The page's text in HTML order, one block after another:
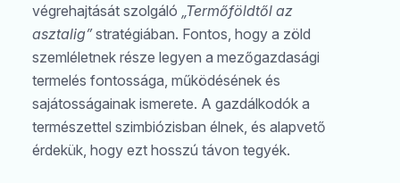
végrehajtását szolgáló „Termőföldtől az
asztalig”stratégiában. Fontos, hogy a zöld
szemléletnek része legyen a mezőgazdasági
termelés fontossága, működésének és
sajátosságainak ismerete. A gazdálkodók a
természettel szimbiózisban élnek, és alapvető
érdekük, hogy ezt hosszú távon tegyék.